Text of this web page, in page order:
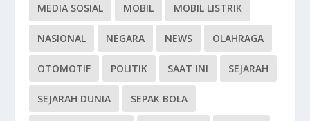
MEDIA SOSIAL MOBIL MOBIL LISTRIK
NASIONAL NEGARA NEWS OLAHRAGA
OTOMOTIF POLITIK SAAT INI SEJARAH
SEJARAH DUNIA SEPAK BOLA